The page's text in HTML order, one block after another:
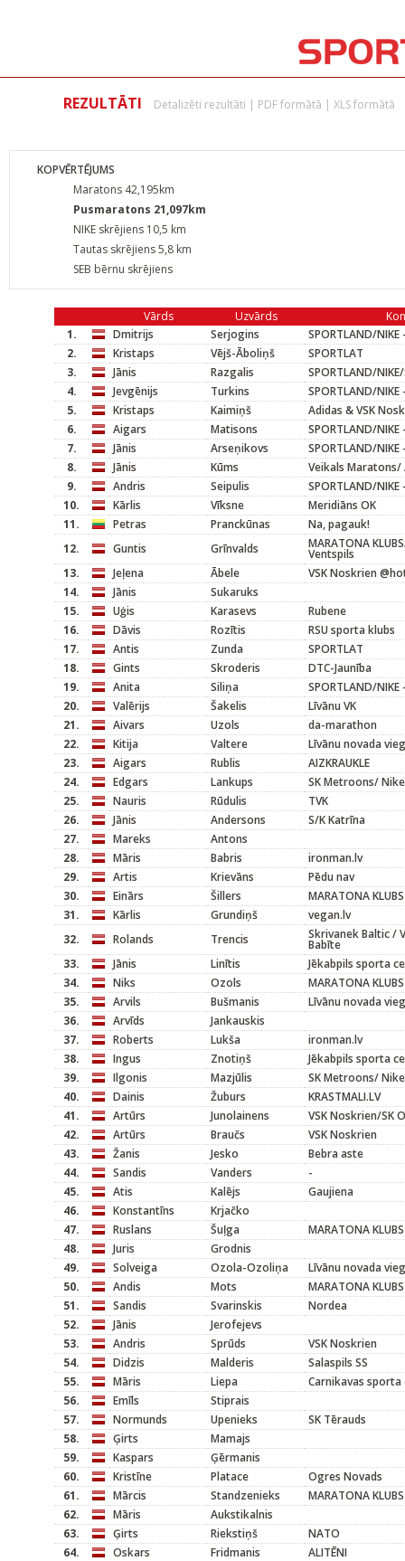
REZULTĀTI Detalizēti rezultāti | PDF formātā | XLS formātā
KOPVĒRTĒJUMS
Maratons 42,195km
Pusmaratons 21,097km
NIKE skrējiens 10,5 km
Tautas skrējiens 5,8 km
SEB bērnu skrējiens
Vārds Uzvārds
1.
Dmitrijs Serjogins
SPORTLAND/NIKE
2.
Kristaps Vējš-Āboliņš
SPORTLAT
3.
Jānis Razgalis
SPORTLAND/
4.
Jevgēnijs Turkins
SPORTLAND/NIKE
5.
Kristaps Kaimiņš
Adidas & VSK
6.
Aigars Matisons
SPORTLAND/NIKE
7.
Jānis Arseņikovs
SPORTLAND/NIKE
8.
Jānis Kūms
Veikals Maratons/
9.
Andris Seipulis
SPORTLAND/NIKE
10.
Kārlis Vīksne
Meridiāns OK
11.
Petras Pranckūnas
Na, pagauk!
12.
Guntis Grīnvalds MARATONA
Ventspils
13.
Jeļena Ābele
VSK Noskrien
14.
Jānis
Sukaruks
15.
Uģis Karasevs
Rubene
16.
Dāvis Rozītis
RSU sporta klubs
17.
Antis Zunda
SPORTLAT
18.
Gints Skroderis
DTC-Jaunība
19.
Anita Siliņa
SPORTLAND/NIKE
20.
Valērijs Šakelis
Līvānu VK
21.
Aivars Uzols
da-marathon
22.
Kitija Valtere
Līvānu novada
23.
Aigars Rublis
AIZKRAUKLE
24.
Edgars Lankups
SK Metroons/
25.
Nauris Rūdulis
TVK
26.
Jānis Andersons
S/K Katrīna
27.
Mareks
Antons
28.
Māris Babris
ironman.lv
29.
Artis Krievāns
Pēdu nav
30.
Einārs Šillers
MARATONA KLUBS
31.
Kārlis Grundiņš
vegan.lv
32.
Rolands Trencis Skrivanek Baltic /
Babīte
33.
Jānis Linītis
Jēkabpils sporta
34.
Niks Ozols
MARATONA KLUBS
35.
Arvils Bušmanis
Līvānu novada
36.
Arvīds
Jankauskis
37.
Roberts Lukša
ironman.lv
38.
Ingus Znotiņš
Jēkabpils sporta
39.
Ilgonis Mazjūlis
SK Metroons/
40.
Dainis Žuburs
KRASTMALI.LV
41.
Artūrs Junolainens
VSK Noskrien/SK
42.
Artūrs Braučs
VSK Noskrien
43.
Žanis Jesko
Bebra aste
44.
Sandis Vanders
-
45.
Atis Kalējs
Gaujiena
46.
Konstantīns
Krjačko
47.
Ruslans Šuļga
MARATONA KLUBS
48.
Juris
Grodnis
49.
Solveiga Ozola-Ozoliņa
Līvānu novada
50.
Andis Mots
MARATONA KLUBS
51.
Sandis Svarinskis
Nordea
52.
Jānis
Jerofejevs
53.
Andris Sprūds
VSK Noskrien
54.
Didzis Malderis
Salaspils SS
55.
Māris Liepa
Carnikavas sporta
56.
Emīls
Stiprais
57.
Normunds Upenieks
SK Tērauds
58.
Ģirts
Mamajs
59.
Kaspars
Ģērmanis
60.
Kristīne Platace
Ogres Novads
61.
Mārcis Standzenieks
MARATONA KLUBS
62.
Māris
Aukstikalnis
63.
Ģirts Riekstiņš
NATO
64.
Oskars Fridmanis
ALITĒNI